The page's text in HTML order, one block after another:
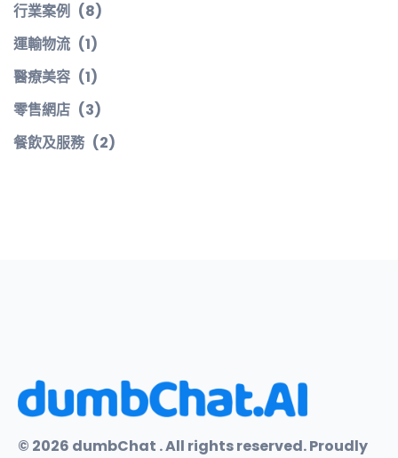
行業案例 (8)
運輸物流 (1)
醫療美容 (1)
零售網店 (3)
餐飲及服務 (2)
© 2026 dumbChat . All rights reserved. Proudly